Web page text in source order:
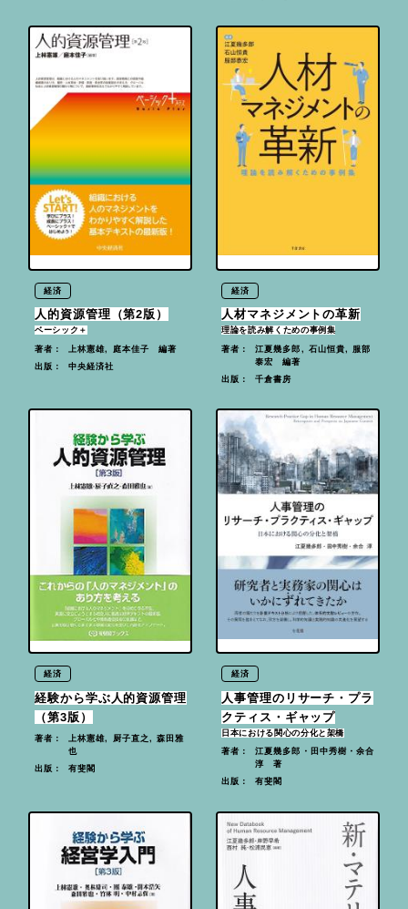
経済
人的資源管理（第2版）
ベーシック＋
著者： 上林憲雄, 庭本佳子 編著
出版： 中央経済社
経済
人材マネジメントの革新
理論を読み解くための事例集
著者： 江夏幾多郎, 石山恒貴, 服部
泰宏 編著
出版： 千倉書房
経済
経験から学ぶ人的資源管理
（第3版）
著者： 上林憲雄, 厨子直之, 森田雅
也
出版： 有斐閣
経済
人事管理のリサーチ・プラ
クティス・ギャップ
日本における関心の分化と架橋
著者： 江夏幾多郎・田中秀樹・余合
淳 著
出版：
有斐閣